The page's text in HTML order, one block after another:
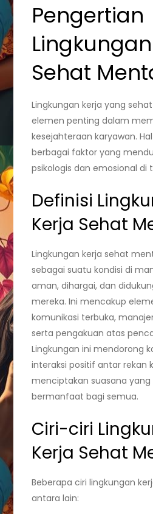
Pengertian
Sehat
Lingkungan kerja yang
elemen penting dalam
kesejahteraan karyawan.
berbagai faktor yang
psikologis dan emosional di
Definisi
Kerja Sehat
Lingkungan kerja sehat
sebagai suatu kondisi di
aman, dihargai, dan
mereka. Ini mencakup
komunikasi terbuka,
serta pengakuan atas
Lingkungan ini mendorong
interaksi positif antar rekan
menciptakan suasana
bermanfaat bagi semua.
Ciri-ciri
Kerja Sehat
Beberapa ciri lingkungan
antara lain: